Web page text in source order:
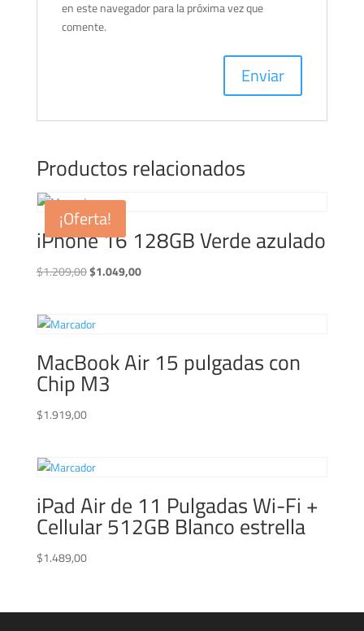
en este navegador para la próxima vez que
comente.
Productos relacionados
¡Oferta!
iPhone 16 128GB Verde azulado
$1.209,00El
era:
$1.049,00El
MacBook Air 15 pulgadas con
Chip M3
$1.919,00
iPad Air de 11 Pulgadas Wi-Fi +
Cellular 512GB Blanco estrella
$1.489,00